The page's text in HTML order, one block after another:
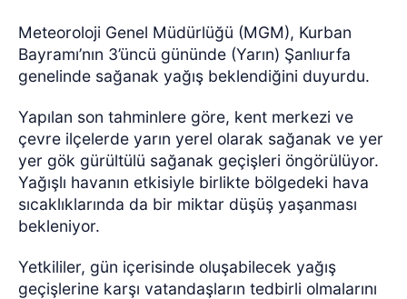
Meteoroloji Genel Müdürlüğü (MGM), Kurban
Bayramı’nın 3’üncü gününde (Yarın) Şanlıurfa
genelinde sağanak yağış beklendiğini duyurdu.
Yapılan son tahminlere göre, kent merkezi ve
çevre ilçelerde yarın yerel olarak sağanak ve yer
yer gök gürültülü sağanak geçişleri öngörülüyor.
Yağışlı havanın etkisiyle birlikte bölgedeki hava
sıcaklıklarında da bir miktar düşüş yaşanması
bekleniyor.
Yetkililer, gün içerisinde oluşabilecek yağış
geçişlerine karşı vatandaşların tedbirli olmalarını